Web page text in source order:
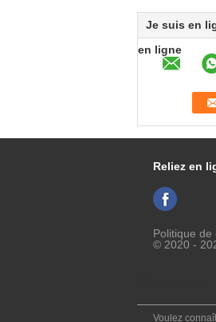
Je suis en
en ligne
Reliez en
Politique de
© 2020 -
Voulez